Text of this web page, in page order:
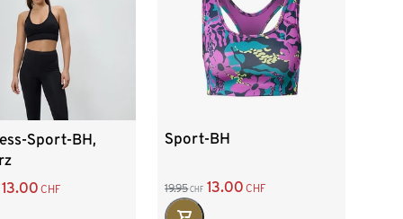
Sport-BH,
13.00 CHF
Sport-BH
19.95 CHF 13.00 CHF